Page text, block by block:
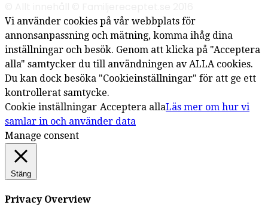
Vi använder cookies på vår webbplats för
annonsanpassning och mätning, komma ihåg dina
inställningar och besök. Genom att klicka på "Acceptera
alla" samtycker du till användningen av ALLA cookies.
Du kan dock besöka "Cookieinställningar" för att ge ett
kontrollerat samtycke.
Cookie inställningar Acceptera allaLäs mer om hur vi
samlar in och använder data
Manage consent
Stäng
Privacy Overview